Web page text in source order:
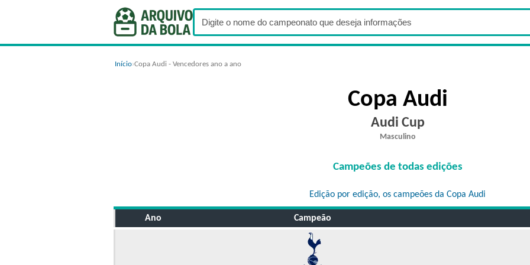
Início›Copa Audi - Vencedores ano a ano
Copa Audi
Audi Cup
Masculino
Campeões de todas edições
Edição por edição, os campeões da Copa Audi
Ano Campeão